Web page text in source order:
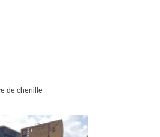
de chenille